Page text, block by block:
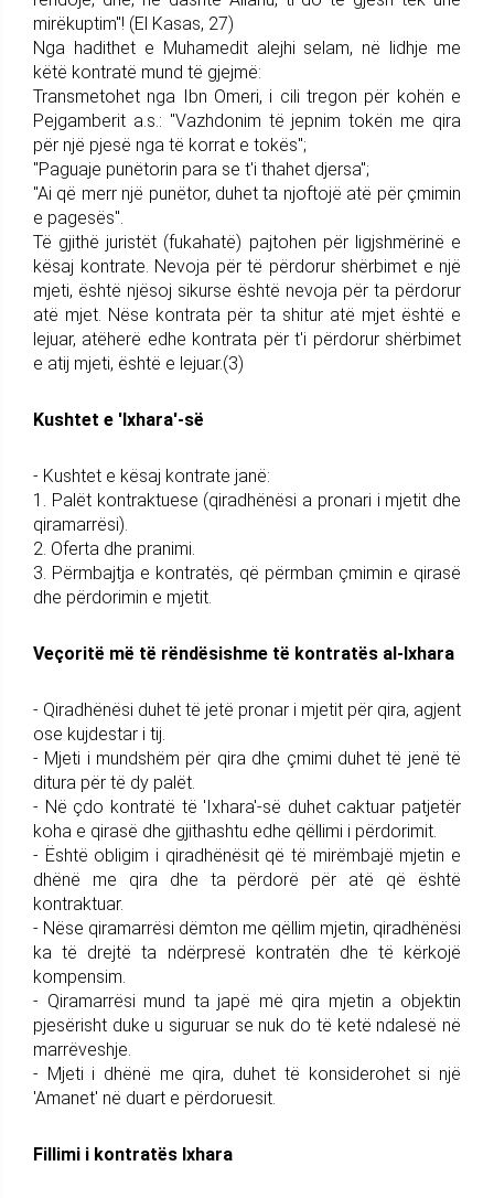
mirëkuptim"! (El Kasas, 27)
Nga hadithet e Muhamedit alejhi selam, në lidhje me
këtë kontratë mund të gjejmë:
Transmetohet nga Ibn Omeri, i cili tregon për kohën e
Pejgamberit a.s.: "Vazhdonim të jepnim tokën me qira
për një pjesë nga të korrat e tokës";
"Paguaje punëtorin para se t'i thahet djersa";
"Ai që merr një punëtor, duhet ta njoftojë atë për çmimin
e pagesës".
Të gjithë juristët (fukahatë) pajtohen për ligjshmërinë e
kësaj kontrate. Nevoja për të përdorur shërbimet e një
mjeti, është njësoj sikurse është nevoja për ta përdorur
atë mjet. Nëse kontrata për ta shitur atë mjet është e
lejuar, atëherë edhe kontrata për t'i përdorur shërbimet
e atij mjeti, është e lejuar.(3)
Kushtet e 'Ixhara'-së
- Kushtet e kësaj kontrate janë:
1. Palët kontraktuese (qiradhënësi a pronari i mjetit dhe
qiramarrësi).
2. Oferta dhe pranimi.
3. Përmbajtja e kontratës, që përmban çmimin e qirasë
dhe përdorimin e mjetit.
Veçoritë më të rëndësishme të kontratës al-Ixhara
- Qiradhënësi duhet të jetë pronar i mjetit për qira, agjent
ose kujdestar i tij.
- Mjeti i mundshëm për qira dhe çmimi duhet të jenë të
ditura për të dy palët.
- Në çdo kontratë të 'Ixhara'-së duhet caktuar patjetër
koha e qirasë dhe gjithashtu edhe qëllimi i përdorimit.
- Është obligim i qiradhënësit që të mirëmbajë mjetin e
dhënë me qira dhe ta përdorë për atë që është
kontraktuar.
- Nëse qiramarrësi dëmton me qëllim mjetin, qiradhënësi
ka të drejtë ta ndërpresë kontratën dhe të kërkojë
kompensim.
- Qiramarrësi mund ta japë më qira mjetin a objektin
pjesërisht duke u siguruar se nuk do të ketë ndalesë në
marrëveshje.
- Mjeti i dhënë me qira, duhet të konsiderohet si një
'Amanet' në duart e përdoruesit.
Fillimi i kontratës Ixhara